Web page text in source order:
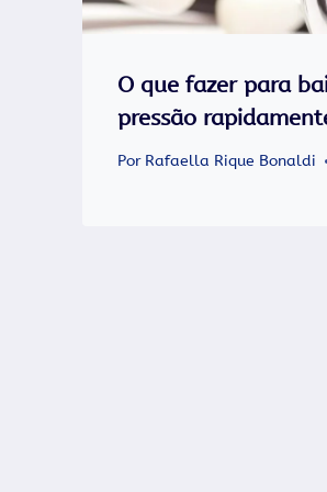
O que fazer para
pressão
Por Rafaella Rique Bonaldi